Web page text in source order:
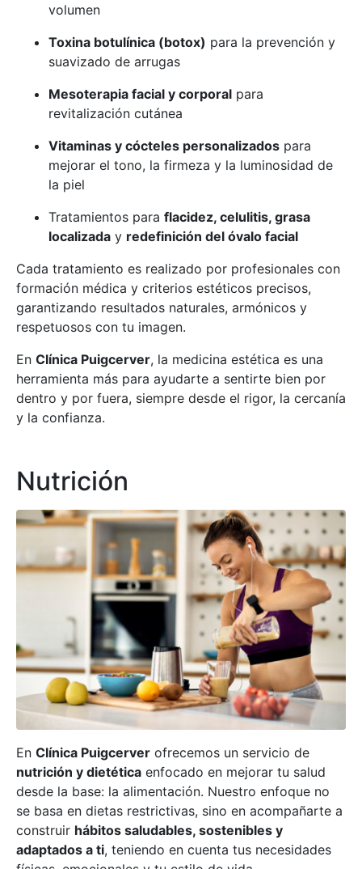
volumen
Toxina botulínica (botox) para la prevención y
suavizado de arrugas
Mesoterapia facial y corporal para
revitalización cutánea
Vitaminas y cócteles personalizados para
mejorar el tono, la firmeza y la luminosidad de
la piel
Tratamientos para flacidez, celulitis, grasa
localizada y redefinición del óvalo facial
Cada tratamiento es realizado por profesionales con
formación médica y criterios estéticos precisos,
garantizando resultados naturales, armónicos y
respetuosos con tu imagen.
En Clínica Puigcerver, la medicina estética es una
herramienta más para ayudarte a sentirte bien por
dentro y por fuera, siempre desde el rigor, la cercanía
y la confianza.
Nutrición
En Clínica Puigcerver ofrecemos un servicio de
nutrición y dietética enfocado en mejorar tu salud
desde la base: la alimentación. Nuestro enfoque no
se basa en dietas restrictivas, sino en acompañarte a
construir hábitos saludables, sostenibles y
adaptados a ti, teniendo en cuenta tus necesidades